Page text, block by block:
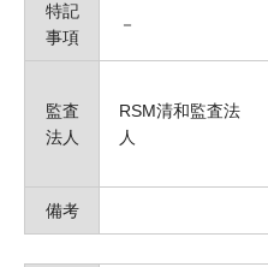
特記
事項
－
監査
法人
RSM清和監査法
人
備考